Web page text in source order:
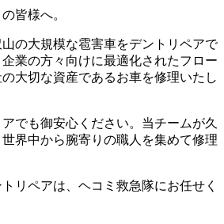
皆様へ。
の大規模な雹害車をデントリペアで
業の方々向けに最適化されたフロー
大切な資産であるお車を修理いたし
でも御安心ください。当チームが久
界中から腕寄りの職人を集めて修理
リペアは、ヘコミ救急隊にお任せく